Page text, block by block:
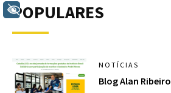
POPULARES
NOTÍCIAS
Blog Alan Ribeiro
+ Acessibilidade